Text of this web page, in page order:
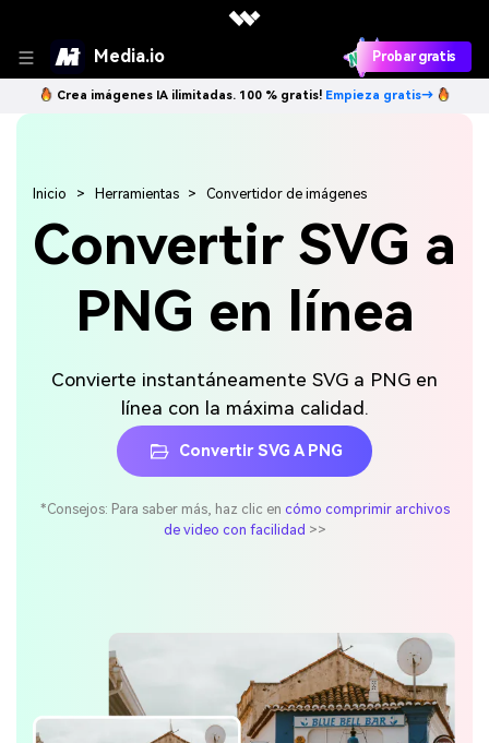
Media.io Probar gratis
Crea imágenes IA ilimitadas. 100 % gratis! Empieza gratis→
Convertir SVG a
PNG en línea
Convierte instantáneamente SVG a PNG en
línea con la máxima calidad.
Convertir SVG A PNG
*Consejos: Para saber más, haz clic en cómo comprimir archivos
de video con facilidad >>
Inicio Herramientas Convertidor de imágenes